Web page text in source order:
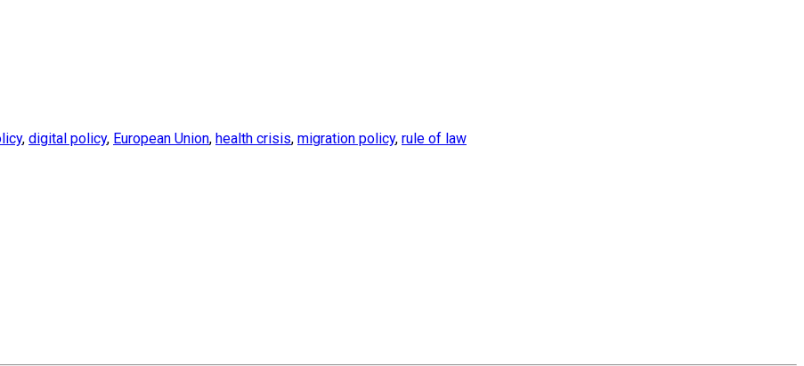
, digital policy, European Union, health crisis, migration policy, rule of law